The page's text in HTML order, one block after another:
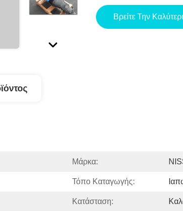
Βρείτε Την
Μάρκα:
Τόπο Καταγωγής:
Κατάσταση: